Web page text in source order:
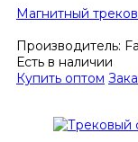
Магнитный
Производитель:
Есть в наличии
Купить оптом